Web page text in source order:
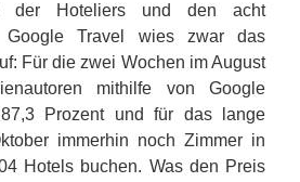
der Hoteliers und den acht
Google Travel wies zwar das
Für die zwei Wochen im August
mithilfe von Google
Prozent und für das lange
immerhin noch Zimmer in
Hotels buchen. Was den Preis